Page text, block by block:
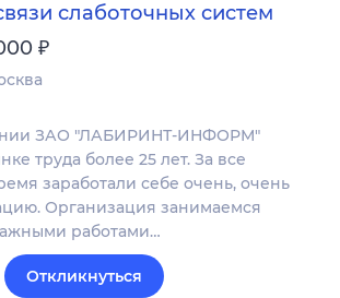
слаботочных систем
₽
ЗАО "ЛАБИРИНТ-ИНФОРМ"
труда более 25 лет. За все
заработали себе очень, очень
Организация занимаемся
работами…
Откликнуться